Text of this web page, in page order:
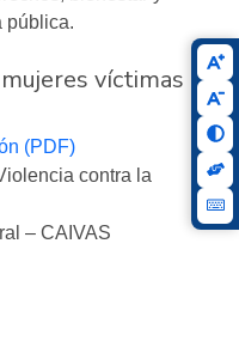
pública.
víctimas
(PDF)
contra la
– CAIVAS